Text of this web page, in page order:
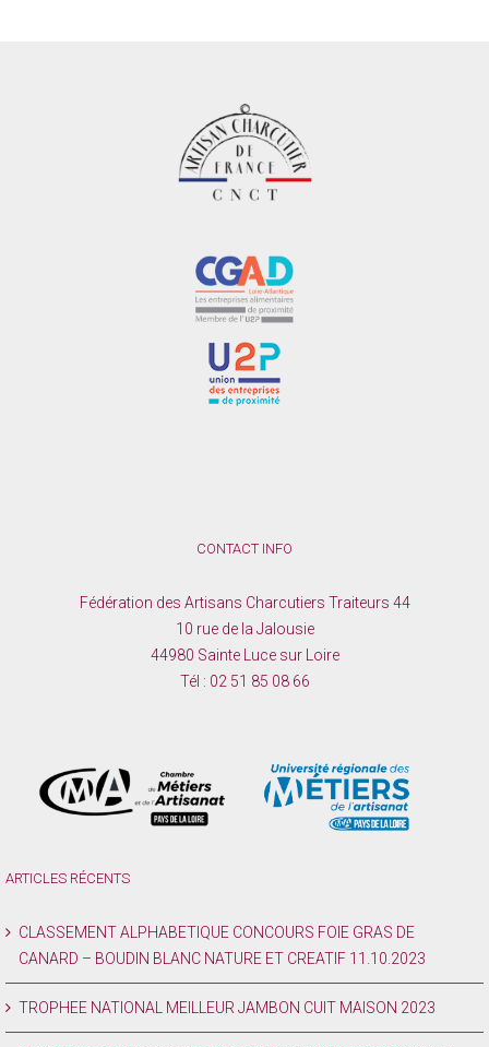
CONTACT INFO
Fédération des Artisans Charcutiers Traiteurs 44
10 rue de la Jalousie
44980 Sainte Luce sur Loire
Tél : 02 51 85 08 66
ARTICLES RÉCENTS
CLASSEMENT ALPHABETIQUE CONCOURS FOIE GRAS DE
CANARD – BOUDIN BLANC NATURE ET CREATIF 11.10.2023
TROPHEE NATIONAL MEILLEUR JAMBON CUIT MAISON 2023